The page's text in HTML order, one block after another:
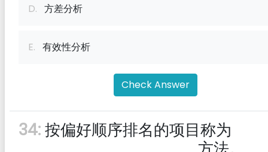
D. 方差分析
E. 有效性分析
Check Answer
34:按偏好顺序排名的项目称为